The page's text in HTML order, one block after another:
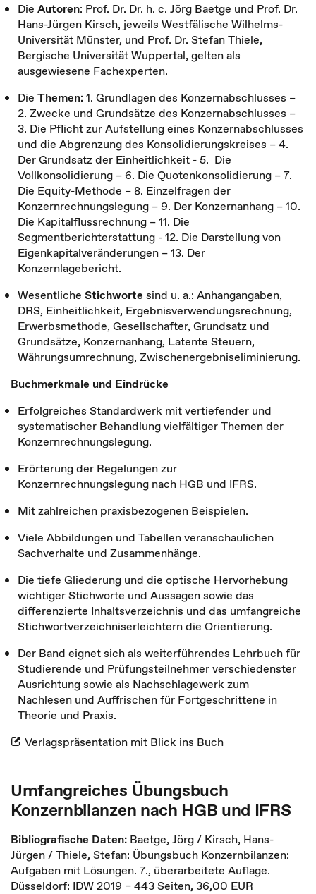
Die Autoren: Prof. Dr. Dr. h. c. Jörg Baetge und Prof. Dr.
Hans-Jürgen Kirsch, jeweils Westfälische Wilhelms-
Universität Münster, und Prof. Dr. Stefan Thiele,
Bergische Universität Wuppertal, gelten als
ausgewiesene Fachexperten.
Die Themen:1. Grundlagen des Konzernabschlusses –
2. Zwecke und Grundsätze des Konzernabschlusses –
3. Die Pflicht zur Aufstellung eines Konzernabschlusses
und die Abgrenzung des Konsolidierungskreises – 4.
Der Grundsatz der Einheitlichkeit - 5. Die
Vollkonsolidierung – 6. Die Quotenkonsolidierung – 7.
Die Equity-Methode – 8. Einzelfragen der
Konzernrechnungslegung – 9. Der Konzernanhang – 10.
Die Kapitalflussrechnung – 11. Die
Segmentberichterstattung - 12. Die Darstellung von
Eigenkapitalveränderungen – 13. Der
Konzernlagebericht.
Wesentliche Stichworte sind u. a.: Anhangangaben,
DRS, Einheitlichkeit, Ergebnisverwendungsrechnung,
Erwerbsmethode, Gesellschafter, Grundsatz und
Grundsätze, Konzernanhang, Latente Steuern,
Währungsumrechnung, Zwischenergebniseliminierung.
Buchmerkmale und Eindrücke
Erfolgreiches Standardwerk mit vertiefender und
systematischer Behandlung vielfältiger Themen der
Konzernrechnungslegung.
Erörterung der Regelungen zur
Konzernrechnungslegung nach HGB und IFRS.
Mit zahlreichen praxisbezogenen Beispielen.
Viele Abbildungen und Tabellen veranschaulichen
Sachverhalte und Zusammenhänge.
Die tiefe Gliederung und die optische Hervorhebung
wichtiger Stichworte und Aussagen sowie das
differenzierte Inhaltsverzeichnis und das umfangreiche
Stichwortverzeichniserleichtern die Orientierung.
Der Band eignet sich als weiterführendes Lehrbuch für
Studierende und Prüfungsteilnehmer verschiedenster
Ausrichtung sowie als Nachschlagewerk zum
Nachlesen und Auffrischen für Fortgeschrittene in
Theorie und Praxis.
Verlagspräsentation mit Blick ins Buch
Umfangreiches Übungsbuch
Konzernbilanzen nach HGB und IFRS
Bibliografische Daten: Baetge, Jörg / Kirsch, Hans-
Jürgen / Thiele, Stefan: Übungsbuch Konzernbilanzen:
Aufgaben mit Lösungen. 7., überarbeitete Auflage.
Düsseldorf: IDW 2019 – 443 Seiten, 36,00 EUR